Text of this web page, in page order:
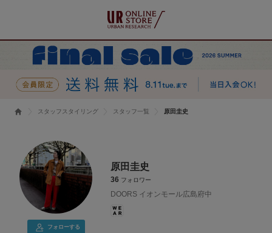
スタッフスタイリング スタッフ一覧 原田圭史
フォローする
原田圭史
36 フォロワー
DOORS イオンモール広島府中